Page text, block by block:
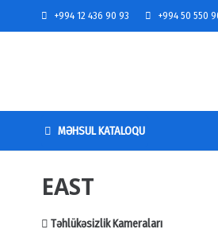
+994 12 436 90 93 +994 50 550
MƏHSUL KATALOQU
EAST
Təhlükəsizlik Kameraları